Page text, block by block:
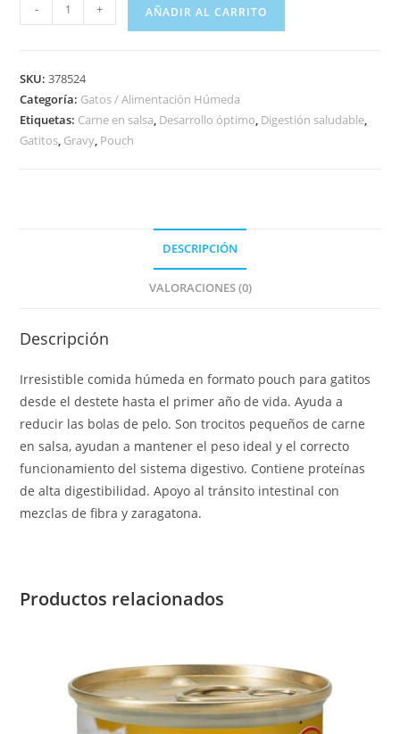
- + AÑADIR AL CARRITO
SKU:378524
Categoría: Gatos / Alimentación Húmeda
Etiquetas: Carne en salsa, Desarrollo óptimo, Digestión saludable,
Gatitos, Gravy, Pouch
DESCRIPCIÓN
VALORACIONES (0)
Descripción
Irresistible comida húmeda en formato pouch para gatitos
desde el destete hasta el primer año de vida. Ayuda a
reducir las bolas de pelo. Son trocitos pequeños de carne
en salsa, ayudan a mantener el peso ideal y el correcto
funcionamiento del sistema digestivo. Contiene proteínas
de alta digestibilidad. Apoyo al tránsito intestinal con
mezclas de fibra y zaragatona.
Productos relacionados